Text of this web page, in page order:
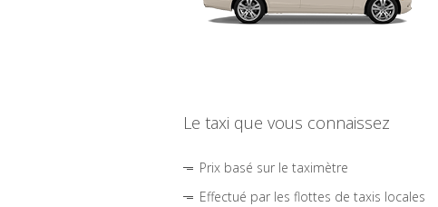
Le taxi que vous connaissez
Prix basé sur le taximètre
Effectué par les flottes de taxis locales